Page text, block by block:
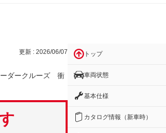
更新 : 2026/06/07
ダークルーズ 衝
トップ
車両状態
基本仕様
カタログ情報（新車時）